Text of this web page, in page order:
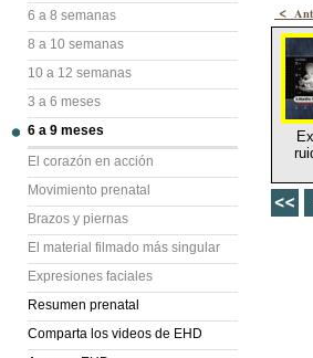
6 a 8 semanas
8 a 10 semanas
10 a 12 semanas
3 a 6 meses
6 a 9 meses
El corazón en acción
Movimiento prenatal
Brazos y piernas
El material filmado más singular
Expresiones faciales
Resumen prenatal
Comparta los videos de EHD
<